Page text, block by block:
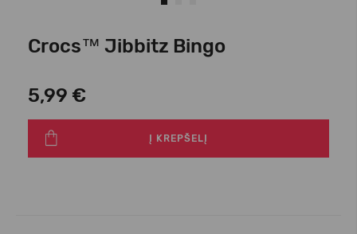
Crocs™ Jibbitz Bingo
5,99 €
Į KREPŠELĮ